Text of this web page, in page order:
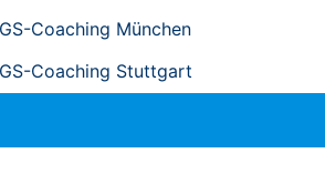
Coaching München
Coaching Stuttgart